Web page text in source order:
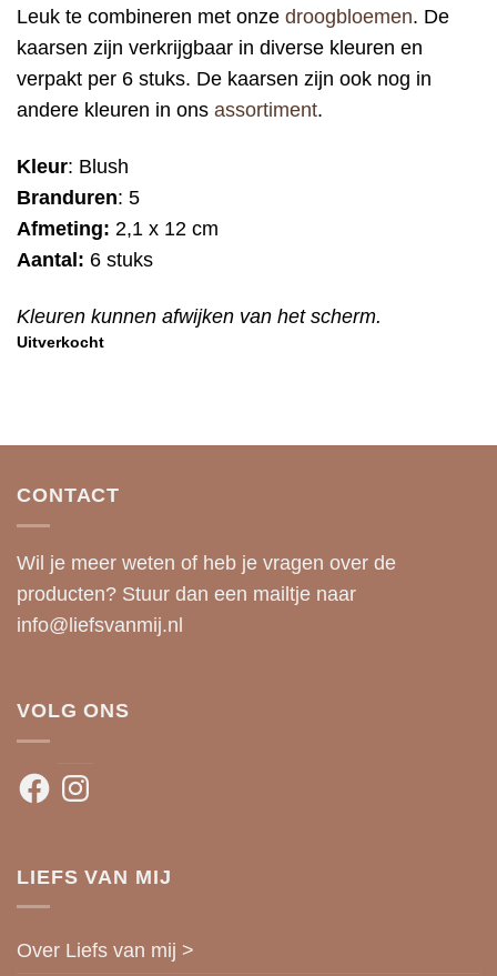
Leuk te combineren met onze droogbloemen. De
kaarsen zijn verkrijgbaar in diverse kleuren en
verpakt per 6 stuks. De kaarsen zijn ook nog in
andere kleuren in ons assortiment.
Kleur: Blush
Branduren: 5
Afmeting: 2,1 x 12 cm
Aantal: 6 stuks
Kleuren kunnen afwijken van het scherm.
Uitverkocht
CONTACT
Wil je meer weten of heb je vragen over de
producten? Stuur dan een mailtje naar
info@liefsvanmij.nl
VOLG ONS
FacebookInstagram
LIEFS VAN MIJ
Over Liefs van mij >